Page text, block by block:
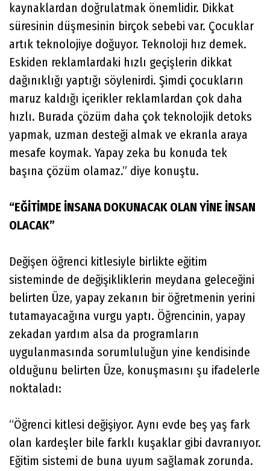
kaynaklardan doğrulatmak önemlidir. Dikkat
süresinin düşmesinin birçok sebebi var. Çocuklar
artık teknolojiye doğuyor. Teknoloji hız demek.
Eskiden reklamlardaki hızlı geçişlerin dikkat
dağınıklığı yaptığı söylenirdi. Şimdi çocukların
maruz kaldığı içerikler reklamlardan çok daha
hızlı. Burada çözüm daha çok teknolojik detoks
yapmak, uzman desteği almak ve ekranla araya
mesafe koymak. Yapay zeka bu konuda tek
başına çözüm olamaz.” diye konuştu.
“EĞİTİMDE İNSANA DOKUNACAK OLAN YİNE İNSAN
OLACAK”
Değişen öğrenci kitlesiyle birlikte eğitim
sisteminde de değişikliklerin meydana geleceğini
belirten Üze, yapay zekanın bir öğretmenin yerini
tutamayacağına vurgu yaptı. Öğrencinin, yapay
zekadan yardım alsa da programların
uygulanmasında sorumluluğun yine kendisinde
olduğunu belirten Üze, konuşmasını şu ifadelerle
noktaladı:
“Öğrenci kitlesi değişiyor. Aynı evde beş yaş fark
olan kardeşler bile farklı kuşaklar gibi davranıyor.
Eğitim sistemi de buna uyum sağlamak zorunda.